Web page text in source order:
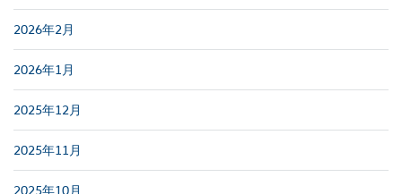
2026年2月
2026年1月
2025年12月
2025年11月
2025年10月